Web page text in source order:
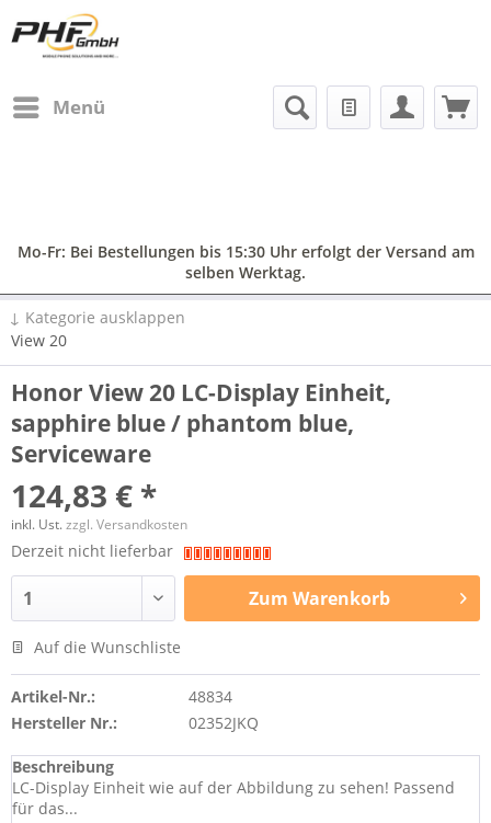
Menü
Mo-Fr: Bei Bestellungen bis 15:30 Uhr erfolgt der Versand am
selben Werktag.
↓ Kategorie ausklappen
View 20
Honor View 20 LC-Display Einheit,
sapphire blue / phantom blue,
Serviceware
124,83 € *
inkl. Ust.zzgl. Versandkosten
Derzeit nicht lieferbar
Zum Warenkorb
Auf die Wunschliste
Artikel-Nr.:
48834
Hersteller Nr.:
02352JKQ
Beschreibung
LC-Display Einheit wie auf der Abbildung zu sehen! Passend
für das...